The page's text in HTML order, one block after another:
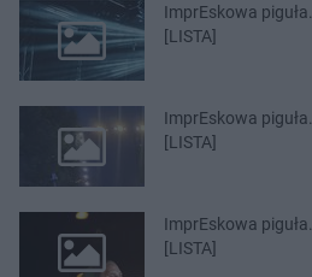
ImprEskowa
[LISTA]
ImprEskowa
[LISTA]
ImprEskowa
[LISTA]